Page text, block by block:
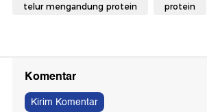
telur mengandung protein protein
Komentar
Kirim Komentar